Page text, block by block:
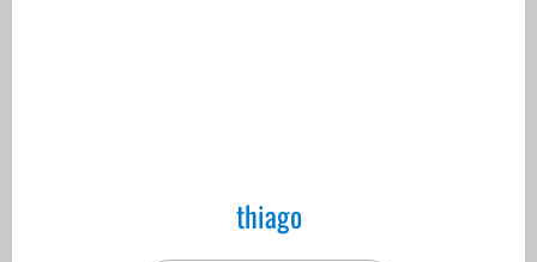
thiago